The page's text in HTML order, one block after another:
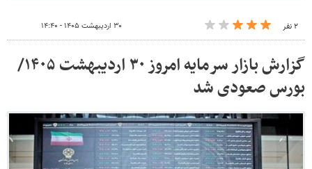
۲ نفر ۳۰ اردیبهشت ۱۴۰۵ - ۱۴:۴۰
گزارش بازار سرمایه امروز ۳۰ اردیبهشت ۱۴۰۵/
بورس صعودی شد